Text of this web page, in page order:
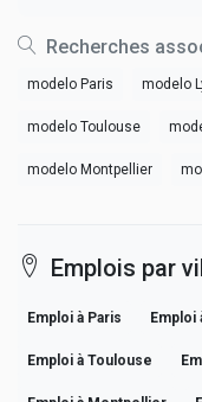
Recherches
modelo Paris modelo
modelo Toulouse
modelo Montpellier
Emplois par
Emploi à Paris Emploi
Emploi à Toulouse